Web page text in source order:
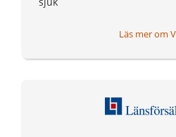
Läs mer om